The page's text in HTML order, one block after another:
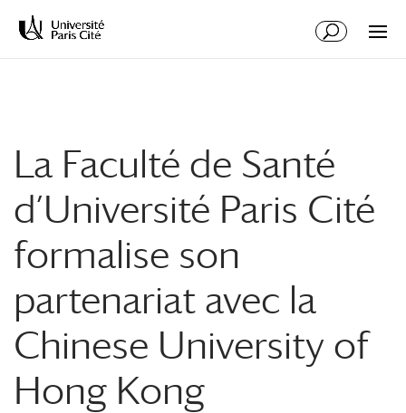
La Faculté de Santé
d’Université Paris Cité
formalise son
partenariat avec la
Chinese University of
Hong Kong